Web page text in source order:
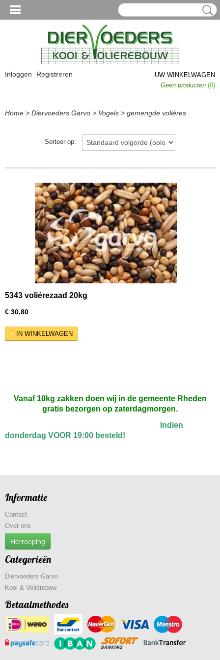
Inloggen Registreren
UW WINKELWAGEN
Geen producten (0)
Home > Diervoeders Garvo > Vogels > gemengde voliéres
Sorteer op:
5343 voliérezaad 20kg
€ 30,80
IN WINKELWAGEN
Vanaf 10kg zakken doen wij in de gemeente Rheden
gratis bezorgen op zaterdagmorgen.
Indien
donderdag VOOR 19:00 besteld!
Informatie
Contact
Over ons
Herroeping
Categorieën
Diervoeders Garvo
Kooi & Voliérebow
Betaalmethodes